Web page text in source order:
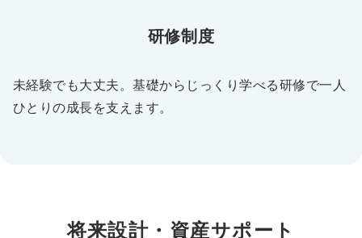
研修制度
未経験でも大丈夫。基礎からじっくり学べる研修で一人
ひとりの成長を支えます。
将来設計・資産サポート